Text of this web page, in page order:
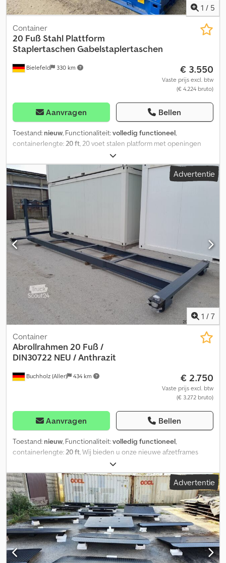
1 / 5
Bielefeld 330 km
Container
20 Fuß Stahl Plattform
Staplertaschen Gabelstaplertaschen
€ 3.550
Vaste prijs excl. btw
(€ 4.224 bruto)
Aanvragen Bellen
Toestand: nieuw, Functionaliteit:volledig functioneel,
containerlengte:20 ft, 20 voet stalen platform met openingen
voor vorkheftrucks Een stalen platform kan in de bouwsector
worden gebruikt. Met platforms worden stabiele funderingen
gecreëerd voor gebouwen en bruggen of andere constructies.
Platforms worden ook gebruikt voor het transport van machines,
graafmachines, vorkheftrucks, auto's of andere voertuigen. Ook in
de offshore-industrie en op booreilanden worden platforms
gebruikt. Buitenafmetingen: Lengte: 6.058 mm Breedte: 2.438 mm
Hoogte: 160 mm Alle opgegeven afmetingen zijn indicatief.
Waarden kunnen afwijken. Afhalen: Globaltainer GmbH, Chjdpfx
Aisznt Tqscea An der Autobahn 12 29690 Buchholz / Aller,
Duitsland Levering door heel Duitsland is mogelijk, eventueel met
lossen door een vrachtwagen met laadkraan. Neem contact met
ons op voor een levering en wij maken een offerte voor u. Uw
Globaltainer GmbH-team
Advertentie
1 / 7
Buchholz (Aller) 434 km
Container
Abrollrahmen 20 Fuß /
DIN30722 NEU / Anthrazit
€ 2.750
Vaste prijs excl. btw
(€ 3.272 bruto)
Aanvragen Bellen
Toestand: nieuw, Functionaliteit:volledig functioneel,
containerlengte: 20 ft , Wij bieden u onze nieuwe afzetframes
volgens DIN 30722 aan. ✔️ Toegestaan totaalgewicht volgens DIN
30722-1 • Standaard 15 ton, op verzoek 20 ton ✔️ 20-voets
containertransport mogelijk ✔️ Ophangbeslag voor
haaksystemen volgens DIN 30722 ✔️ Rollen en onderframe van INP
180 ✔️ Rollen uitwisselbaar Chjdpfszn I H Sex Aicea ✔️ Gelakt in
RAL 7016 antraciet ✔️ Ophangbeugel Ø 50 mm ✔️ Opnamehoogte
is 1570 mm ✔️ Frame volgens IP 180 Geschikt voor het transport
van kantoor-/wooncontainers, puincontainers, bakken,
opslagcontainers, zeecontainers of grotere machines. Geschikt
voor ISO-containers met twistlocksluiting. Transport binnen heel
Advertentie